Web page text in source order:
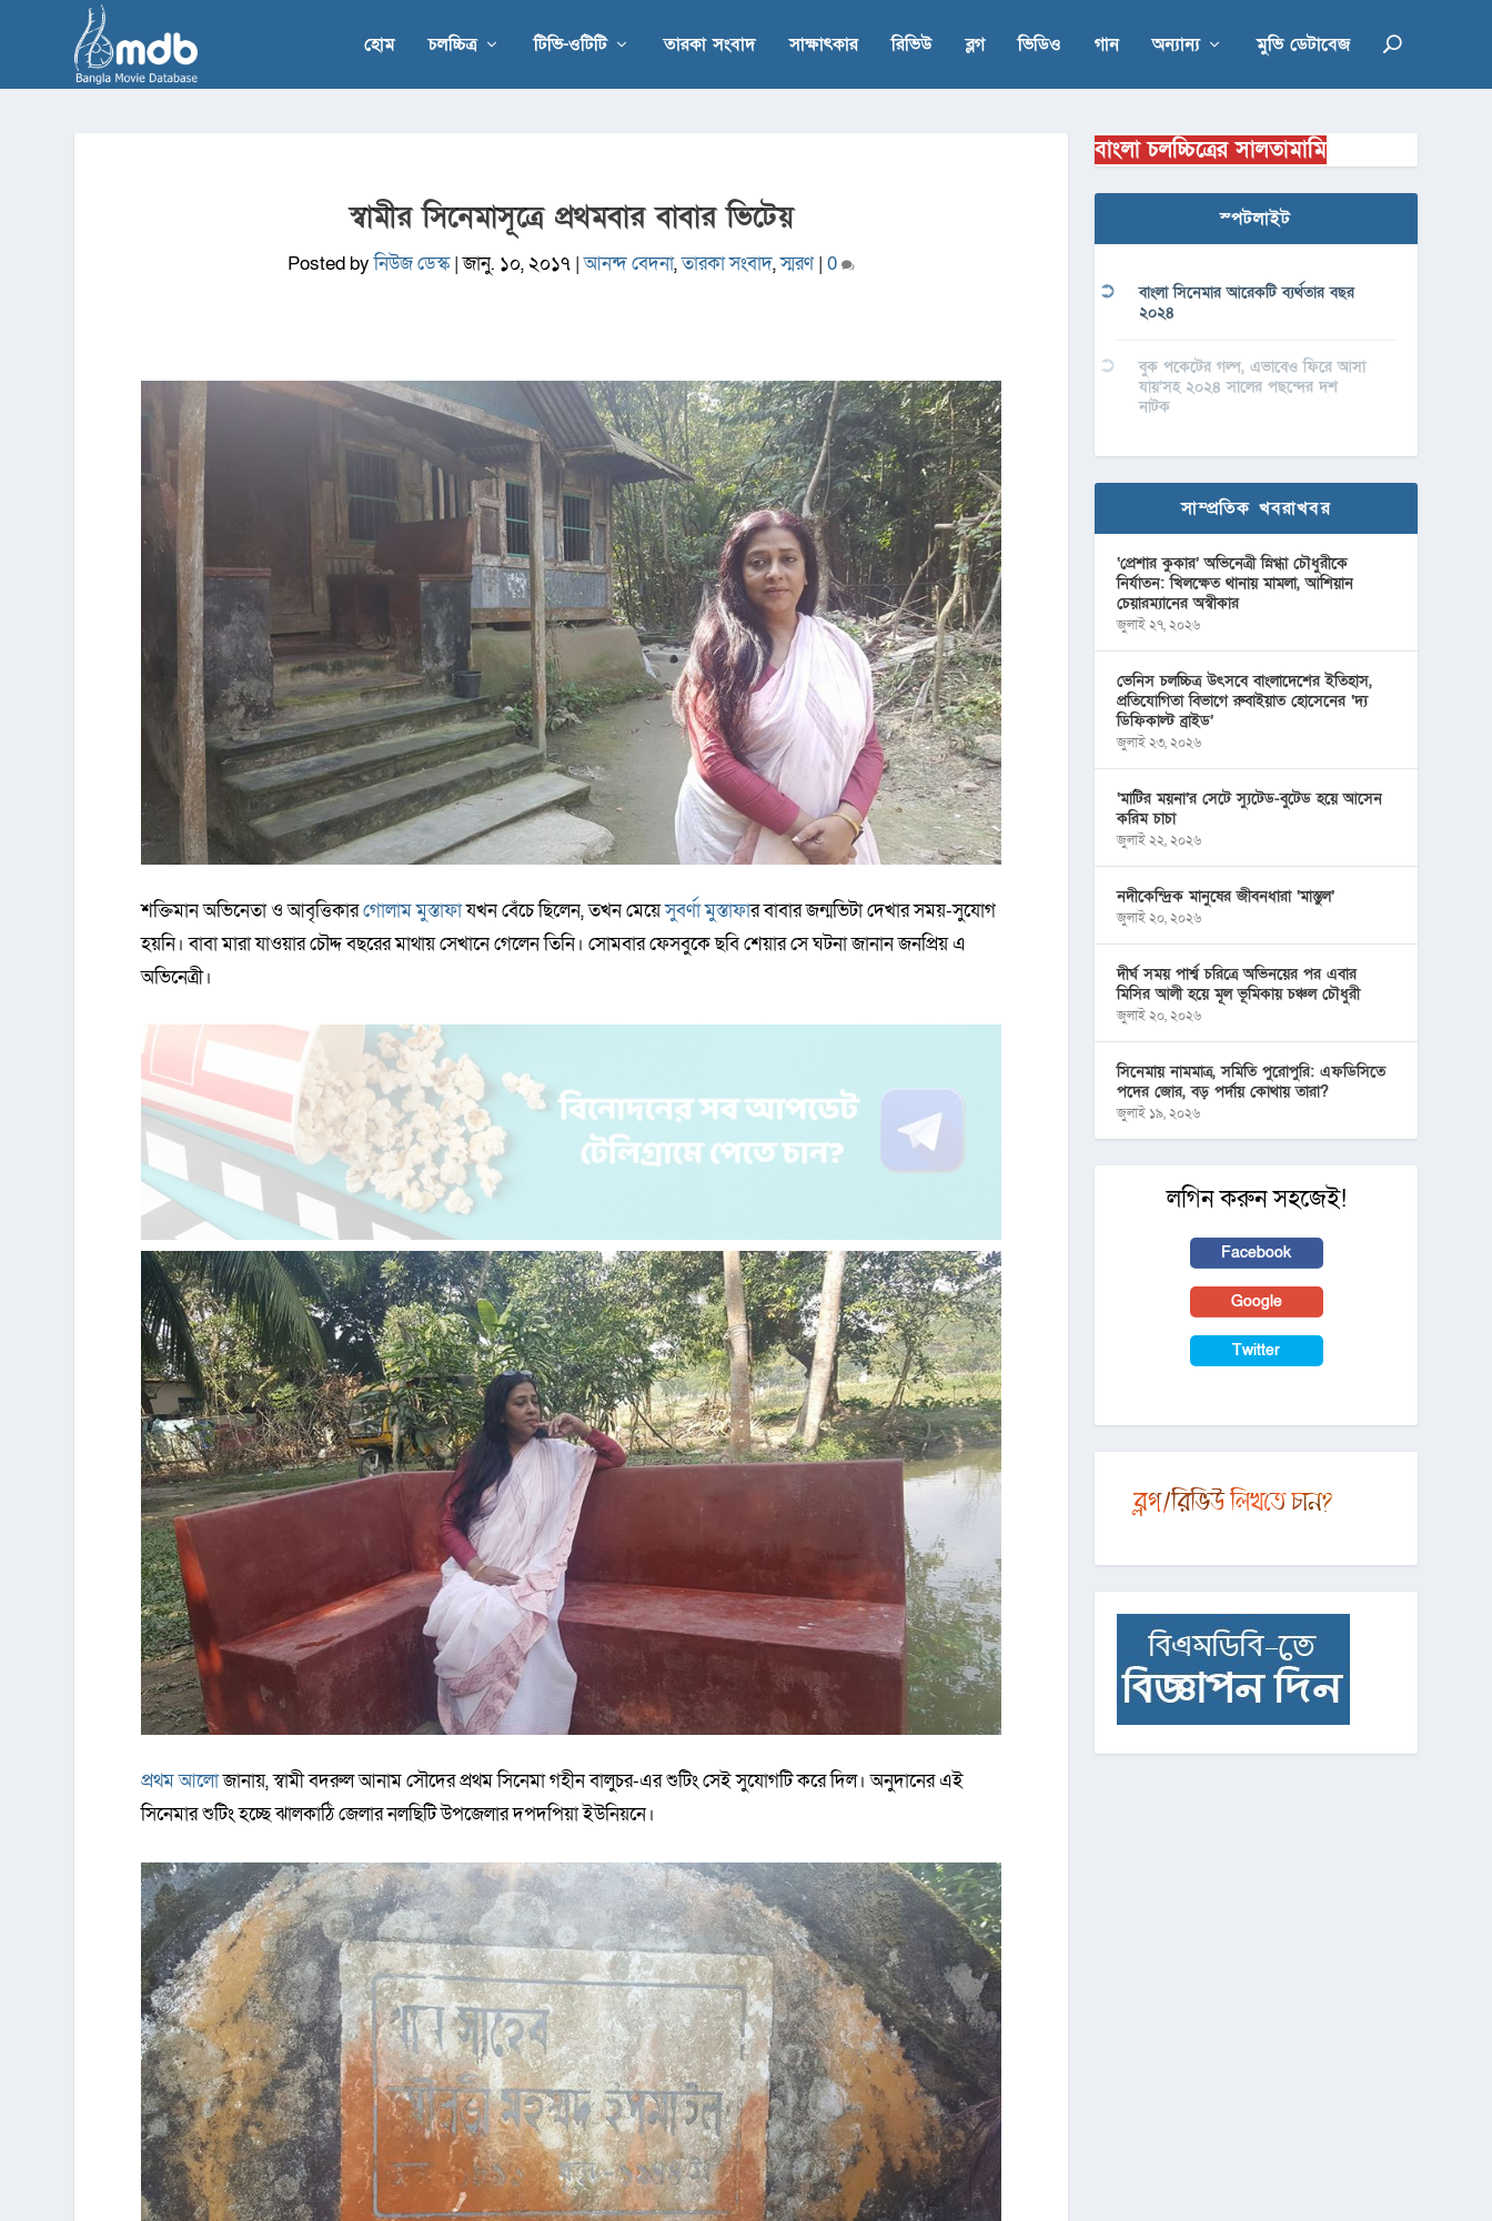
হোম চলচ্চিত্র টিভি-ওটিটি তারকা সংবাদ সাক্ষাৎকার রিভিউ ব্লগ ভিডিও গান অন্যান্য মুভি ডেটাবেজ
স্বামীর সিনেমাসূত্রে প্রথমবার বাবার ভিটেয়
Posted byনিউজ ডেস্ক|জানু. ১০, ২০১৭ |আনন্দ বেদনা,তারকা সংবাদ,স্মরণ|0
শক্তিমান অভিনেতা ও আবৃত্তিকারগোলাম মুস্তাফাযখন বেঁচে ছিলেন, তখন মেয়েসুবর্ণা মুস্তাফার বাবার জন্মভিটা দেখার সময়-সুযোগ
হয়নি। বাবা মারা যাওয়ার চৌদ্দ বছরের মাথায় সেখানে গেলেন তিনি। সোমবার ফেসবুকে ছবি শেয়ার সে ঘটনা জানান জনপ্রিয় এ
অভিনেত্রী।
প্রথম আলোজানায়, স্বামী বদরুল আনাম সৌদের প্রথম সিনেমা গহীন বালুচর-এর শুটিং সেই সুযোগটি করে দিল। অনুদানের এই
সিনেমার শুটিং হচ্ছে ঝালকাঠি জেলার নলছিটি উপজেলার দপদপিয়া ইউনিয়নে।
বাংলা চলচ্চিত্রের সালতামামি
স্পটলাইট
বাংলা সিনেমার আরেকটি ব্যর্থতার বছর
২০২৪
বুক পকেটের গল্প, এভাবেও ফিরে আসা
যায়’সহ ২০২৪ সালের পছন্দের দশ
নাটক
সাম্প্রতিক খবরাখবর
‘প্রেশার কুকার’ অভিনেত্রী স্নিগ্ধা চৌধুরীকে
নির্যাতন: খিলক্ষেত থানায় মামলা, আশিয়ান
চেয়ারম্যানের অস্বীকার
জুলাই ২৭, ২০২৬
ভেনিস চলচ্চিত্র উৎসবে বাংলাদেশের ইতিহাস,
প্রতিযোগিতা বিভাগে রুবাইয়াত হোসেনের ‘দ্য
ডিফিকাল্ট ব্রাইড’
জুলাই ২৩, ২০২৬
‘মাটির ময়না’র সেটে স্যুটেড-বুটেড হয়ে আসেন
করিম চাচা
জুলাই ২২, ২০২৬
নদীকেন্দ্রিক মানুষের জীবনধারা ‘মাস্তুল’
জুলাই ২০, ২০২৬
দীর্ঘ সময় পার্শ্ব চরিত্রে অভিনয়ের পর এবার
মিসির আলী হয়ে মূল ভূমিকায় চঞ্চল চৌধুরী
জুলাই ২০, ২০২৬
সিনেমায় নামমাত্র, সমিতি পুরোপুরি: এফডিসিতে
পদের জোর, বড় পর্দায় কোথায় তারা?
জুলাই ১৯, ২০২৬
লগিন করুন সহজেই!
Facebook
Google
Twitter